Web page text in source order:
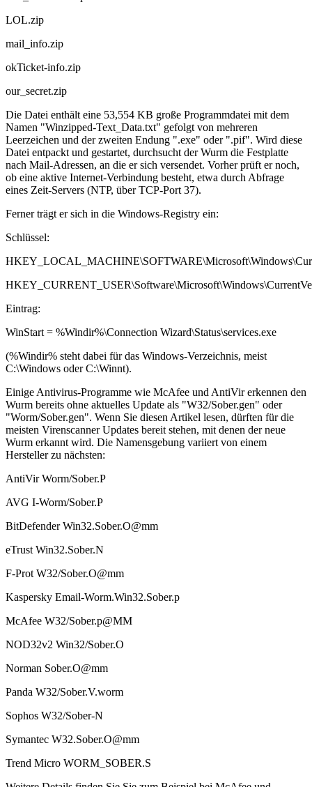
LOL.zip
mail_info.zip
okTicket-info.zip
our_secret.zip
Die Datei enthält eine 53,554 KB große Programmdatei mit dem
Namen "Winzipped-Text_Data.txt" gefolgt von mehreren
Leerzeichen und der zweiten Endung ".exe" oder ".pif". Wird diese
Datei entpackt und gestartet, durchsucht der Wurm die Festplatte
nach Mail-Adressen, an die er sich versendet. Vorher prüft er noch,
ob eine aktive Internet-Verbindung besteht, etwa durch Abfrage
eines Zeit-Servers (NTP, über TCP-Port 37).
Ferner trägt er sich in die Windows-Registry ein:
Schlüssel:
Eintrag:
WinStart = %Windir%\Connection Wizard\Status\services.exe
(%Windir% steht dabei für das Windows-Verzeichnis, meist
C:\Windows oder C:\Winnt).
Einige Antivirus-Programme wie McAfee und AntiVir erkennen den
Wurm bereits ohne aktuelles Update als "W32/Sober.gen" oder
"Worm/Sober.gen". Wenn Sie diesen Artikel lesen, dürften für die
meisten Virenscanner Updates bereit stehen, mit denen der neue
Wurm erkannt wird. Die Namensgebung variiert von einem
Hersteller zu nächsten:
AntiVir Worm/Sober.P
AVG I-Worm/Sober.P
BitDefender Win32.Sober.O@mm
eTrust Win32.Sober.N
F-Prot W32/Sober.O@mm
Kaspersky Email-Worm.Win32.Sober.p
McAfee W32/Sober.p@MM
NOD32v2 Win32/Sober.O
Norman Sober.O@mm
Panda W32/Sober.V.worm
Sophos W32/Sober-N
Symantec W32.Sober.O@mm
Trend Micro WORM_SOBER.S